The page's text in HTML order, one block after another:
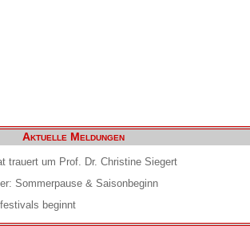
Aktuelle Meldungen
trauert um Prof. Dr. Christine Siegert
Sommerpause & Saisonbeginn
beginnt